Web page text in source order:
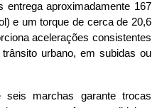
aproximadamente 167
e um torque de cerca de 20,6
acelerações consistentes
urbano, em subidas ou
seis marchas garante trocas